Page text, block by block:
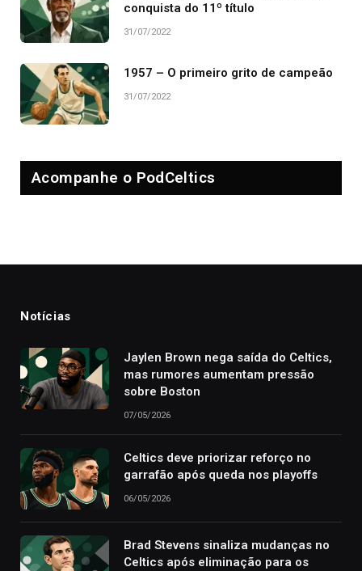
conquista do 11º título
31/07/2022
1957 – O primeiro grito de campeão
31/07/2022
Acompanhe o PodCeltics
Notícias
Jaylen Brown nega saída do Celtics,
mas rumores aumentam pressão
sobre Boston
07/05/2026
Celtics deve priorizar reforço no
garrafão após queda nos playoffs
06/05/2026
Brad Stevens sinaliza mudanças no
Celtics após eliminação para os